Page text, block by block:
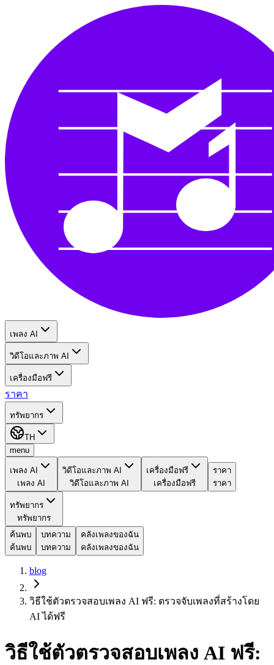
เพลง AI
วิดีโอและภาพ AI
เครื่องมือฟรี
ราคา
ทรัพยากร
TH
menu
เพลง AI
เพลง AI
วิดีโอและภาพ AI
วิดีโอและภาพ AI
เครื่องมือฟรี
เครื่องมือฟรี
ราคา
ราคา
ทรัพยากร
ทรัพยากร
ค้นพบ
ค้นพบ
บทความ
บทความ
คลังเพลงของฉัน
คลังเพลงของฉัน
blog
วิธีใช้ตัวตรวจสอบเพลง AI ฟรี: ตรวจจับเพลงที่สร้างโดย
AI ได้ฟรี
วิธีใช้ตัวตรวจสอบเพลง AI ฟรี: